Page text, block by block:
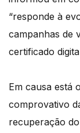
“responde à
campanhas de
certificado
Em causa está
comprovativo
recuperação